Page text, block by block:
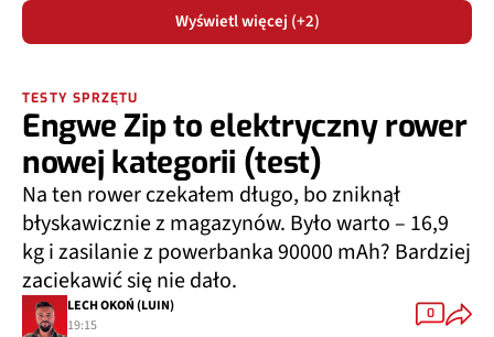
Wyświetl więcej (+2)
TESTY SPRZĘTU
Engwe Zip to elektryczny rower
nowej kategorii (test)
Na ten rower czekałem długo, bo zniknął
błyskawicznie z magazynów. Było warto – 16,9
kg i zasilanie z powerbanka 90000 mAh? Bardziej
zaciekawić się nie dało.
LECH OKOŃ (LUIN)
19:15
0